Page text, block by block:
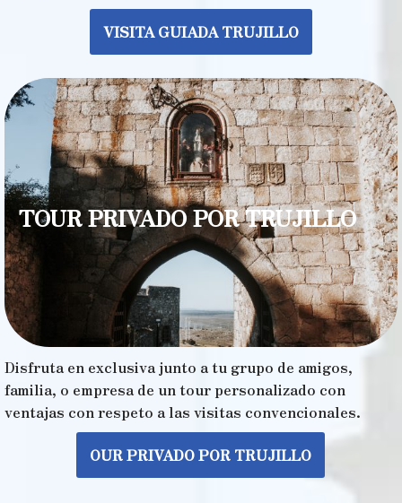
VISITA GUIADA TRUJILLO
TOUR PRIVADO POR TRUJILLO
Disfruta en exclusiva junto a tu grupo de amigos,
familia, o empresa de un tour personalizado con
ventajas con respeto a las visitas convencionales.
OUR PRIVADO POR TRUJILLO